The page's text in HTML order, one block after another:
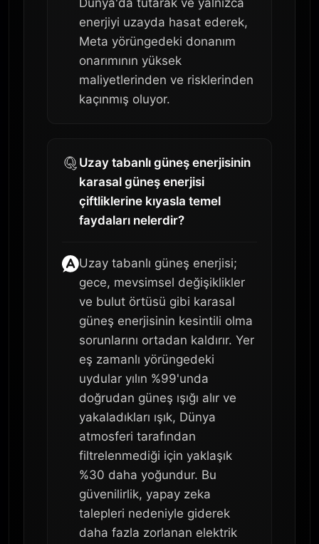
Dünya'da tutarak ve yalnızca
enerjiyi uzayda hasat ederek,
Meta yörüngedeki donanım
onarımının yüksek
maliyetlerinden ve risklerinden
kaçınmış oluyor.
Uzay tabanlı güneş enerjisinin
karasal güneş enerjisi
çiftliklerine kıyasla temel
faydaları nelerdir?
Uzay tabanlı güneş enerjisi;
gece, mevsimsel değişiklikler
ve bulut örtüsü gibi karasal
güneş enerjisinin kesintili olma
sorunlarını ortadan kaldırır. Yer
eş zamanlı yörüngedeki
uydular yılın %99'unda
doğrudan güneş ışığı alır ve
yakaladıkları ışık, Dünya
atmosferi tarafından
filtrelenmediği için yaklaşık
%30 daha yoğundur. Bu
güvenilirlik, yapay zeka
talepleri nedeniyle giderek
daha fazla zorlanan elektrik